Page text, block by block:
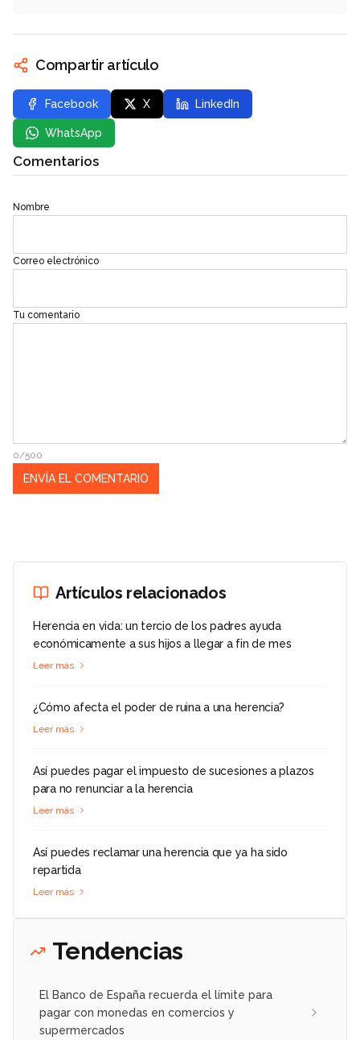
Compartir artículo
Facebook X LinkedIn
WhatsApp
Comentarios
Nombre
Correo electrónico
Tu comentario
0/500
Artículos relacionados
Herencia en vida: un tercio de los padres ayuda
económicamente a sus hijos a llegar a fin de mes
Leer más
¿Cómo afecta el poder de ruina a una herencia?
Leer más
Así puedes pagar el impuesto de sucesiones a plazos
para no renunciar a la herencia
Leer más
Así puedes reclamar una herencia que ya ha sido
repartida
Leer más
Tendencias
El Banco de España recuerda el límite para
pagar con monedas en comercios y
supermercados